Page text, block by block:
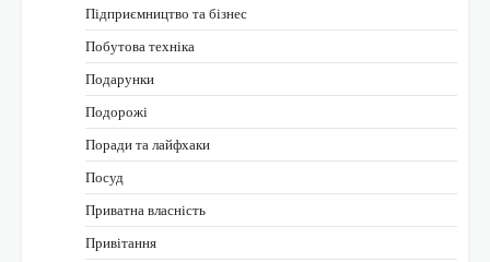
Підприємництво та бізнес
Побутова техніка
Подарунки
Подорожі
Поради та лайфхаки
Посуд
Приватна власність
Привітання